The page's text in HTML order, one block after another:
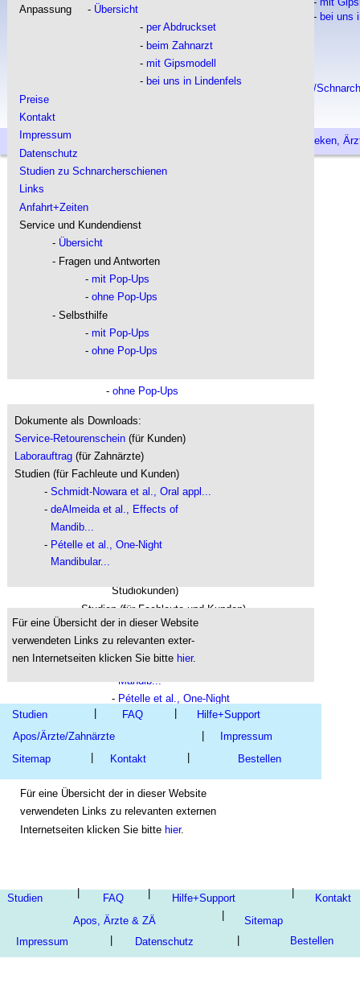
- bei uns
Datenschutz
Studien zu Silensor/
Studien Fragen & Antworten otheken,
|
Laborauftrag
(für Zahnärzte)
Studiokunden)
Studien (für Fachleute und Kunden)
- Galic et al., Efficacy of Mandibular...
- Schmidt-Nowara et al.,  Oral appl...
- deAlmeida et al., Effects of
  Mandib...
- Pételle et al., One-Night
  Mandibular...
Für eine Übersicht der in dieser Website
verwendeten Links zu relevanten externen
Internetseiten klicken Sie bitte hier.
|
Studien FAQ
Hilfe+Support
Apos, Ärzte & ZÄ
Kontakt
Impressum Datenschutz
|
|
|
| Bestellen
Sitemap
-
- Übersicht
- per Abdruckset
Preise
Kontakt
Studien zu Silensor/Schnarcherschienen
Anfahrt+Zeiten
Service und Kundendienst
Übersicht
- Fragen und Antworten
- ohne Pop-Ups
Studien FAQ
Hilfe+Support
Apos/Ärzte/Zahnärzte Impressum
Kontakt
Sitemap Bestellen
Für eine Übersicht der in dieser Website
verwendeten Links zu relevanten exter-
nen Internetseiten klicken Sie bitte hier.
Dokumente als Downloads:
Service-Retourenschein (für Kunden)
Laborauftrag (für Zahnärzte)
Studien (für Fachleute und Kunden)
- Schmidt-Nowara et al., Oral appl...
- deAlmeida et al., Effects of
  Mandib...
- Pételle et al., One-Night
  Mandibular...
Anpassung     - Übersicht
      -
per Abdruckset
      -
beim Zahnarzt
      -
mit Gipsmodell
      -
bei uns in Lindenfels
Preise
Kontakt
Impressum
Datenschutz
Studien zu Schnarcherschienen
Links
Anfahrt+Zeiten
Service und Kundendienst
- Übersicht
- Fragen und Antworten
- mit Pop-Ups
- ohne Pop-Ups
- Selbsthilfe
- mit Pop-Ups
- ohne Pop-Ups